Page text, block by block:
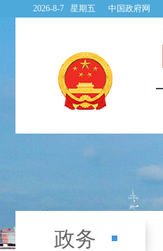
2026-8-7 星期五 中国政府网
政务